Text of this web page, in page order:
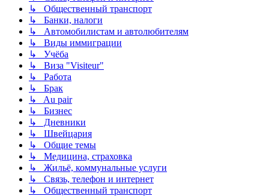
↳ Общественный транспорт
↳ Банки, налоги
↳ Автомобилистам и автолюбителям
↳ Виды иммиграции
↳ Учёба
↳ Виза "Visiteur"
↳ Работа
↳ Брак
↳ Au pair
↳ Бизнес
↳ Дневники
↳ Швейцария
↳ Общие темы
↳ Медицина, страховка
↳ Жильё, коммунальные услуги
↳ Связь, телефон и интернет
↳ Общественный транспорт